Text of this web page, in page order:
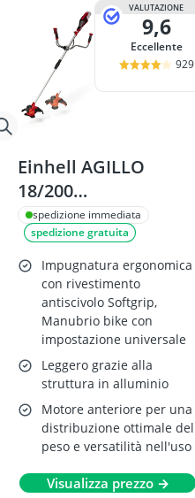
VALUTAZIONE
9,6
Eccellente
929
Einhell AGILLO
18/200
Decespugliatore a
Batteria
spedizione immediata
spedizione gratuita
Impugnatura ergonomica
con rivestimento
antiscivolo Softgrip,
Manubrio bike con
impostazione universale
Leggero grazie alla
struttura in alluminio
Motore anteriore per una
distribuzione ottimale del
peso e versatilità nell'uso
Visualizza prezzo →